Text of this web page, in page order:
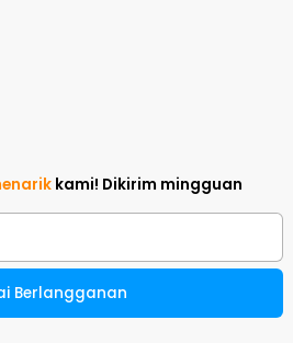
kami! Dikirim mingguan
Berlangganan